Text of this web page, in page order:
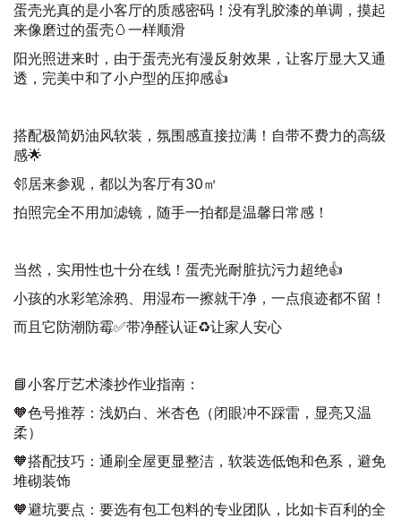
蛋壳光真的是小客厅的质感密码！没有乳胶漆的单调，摸起
来像磨过的蛋壳🥚一样顺滑
阳光照进来时，由于蛋壳光有漫反射效果，让客厅显大又通
透，完美中和了小户型的压抑感👍
搭配极简奶油风软装，氛围感直接拉满！自带不费力的高级
感🌟
邻居来参观，都以为客厅有30㎡
拍照完全不用加滤镜，随手一拍都是温馨日常感！
当然，实用性也十分在线！蛋壳光耐脏抗污力超绝👍
小孩的水彩笔涂鸦、用湿布一擦就干净，一点痕迹都不留！
而且它防潮防霉✅带净醛认证♻️让家人安心
📘小客厅艺术漆抄作业指南：
🧡色号推荐：浅奶白、米杏色（闭眼冲不踩雷，显亮又温
柔）
🧡搭配技巧：通刷全屋更显整洁，软装选低饱和色系，避免
堆砌装饰
🧡避坑要点：要选有包工包料的专业团队，比如卡百利的全